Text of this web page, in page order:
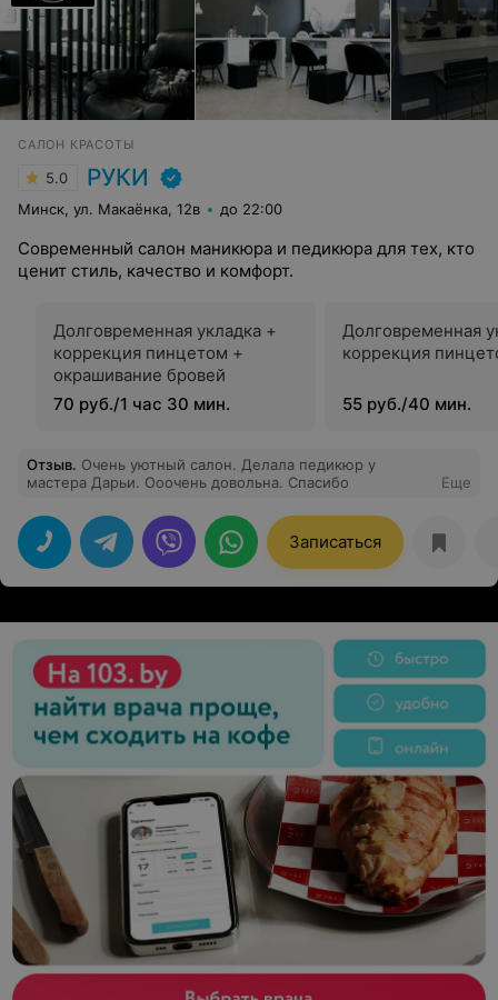
САЛОН КРАСОТЫ
5.0 РУКИ
Минск, ул. Макаёнка, 12в до 22:00
Современный салон маникюра и педикюра для тех, кто
ценит стиль, качество и комфорт.
Долговременная укладка +
коррекция пинцетом +
окрашивание бровей
70 руб./1 час 30 мин.
Долговременная
коррекция
55 руб./40 мин.
Отзыв. Очень уютный салон. Делала педикюр у
мастера Дарьи. Ооочень довольна. Спасибо
Еще
Записаться